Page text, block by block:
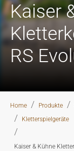
Kaiser
RS
Home Produkte
Kletterspielgeräte
Kaiser & Kühne